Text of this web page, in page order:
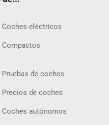
Coches eléctricos
Compactos
Pruebas de coches
Precios de coches
Coches autónomos